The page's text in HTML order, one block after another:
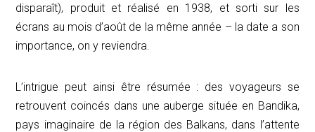
disparaît), produit et réalisé en 1938, et sorti sur les
écrans au mois d’août de la même année – la date a son
importance, on y reviendra.
L’intrigue peut ainsi être résumée : des voyageurs se
retrouvent coincés dans une auberge située en Bandika,
pays imaginaire de la région des Balkans, dans l’attente